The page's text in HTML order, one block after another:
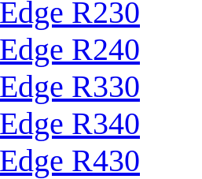
R230
R240
R330
R340
R430